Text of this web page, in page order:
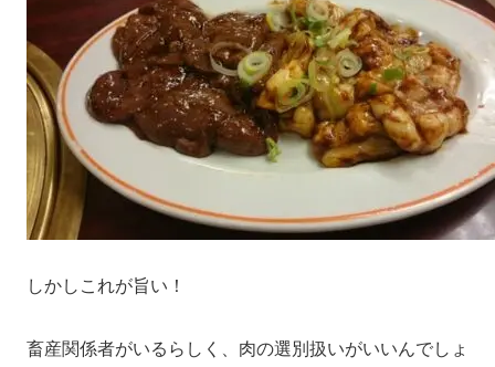
しかしこれが旨い！
畜産関係者がいるらしく、肉の選別扱いがいいんでしょ